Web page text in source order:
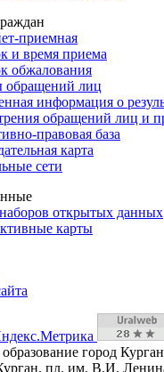
приемная
и время приема
обжалования
обращений лиц
информация о
обращений лиц и
правовая база
карта
сети
открытых данных
карты
город Курган
пл. им. В.И.